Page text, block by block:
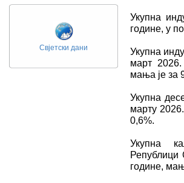
Свјетски дани
Укупна
године, у
Укупна
март
мања је за
Укупна
марту
0,6%.
Укупна
Републици
године,